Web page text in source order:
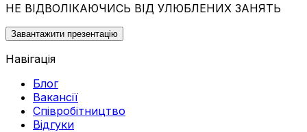
НЕ ВІДВОЛІКАЮЧИСЬ ВІД УЛЮБЛЕНИХ ЗАНЯТЬ
Завантажити презентацію
Навігація
Блог
Вакансії
Співробітництво
Відгуки